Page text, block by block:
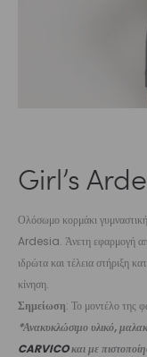
Girl’s
Ολόσωμο κορμάκι
Ardesia. Άνετη εφαρμογή
ιδρώτα και τέλεια στήριξη
κίνηση.
Σημείωση: Το μοντέλο της
*Ανακυκλώσιμο υλικό,
CARVICOκαι με